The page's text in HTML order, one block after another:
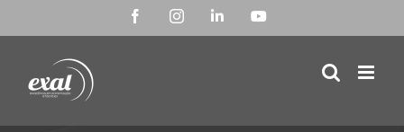
para
conteúdo
FacebookInstagramLinkedIn